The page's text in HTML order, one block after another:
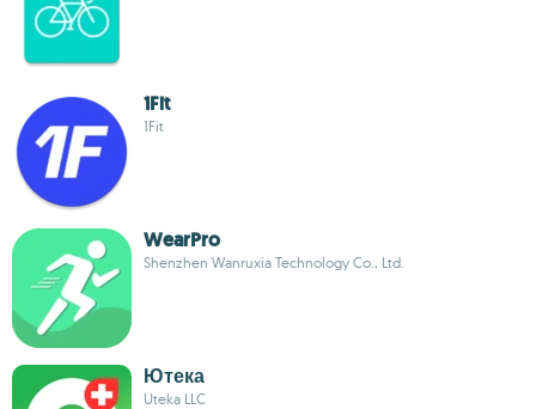
1Fit
1Fit
WearPro
Shenzhen Wanruxia Technology Co., Ltd.
Ютека
Uteka LLC